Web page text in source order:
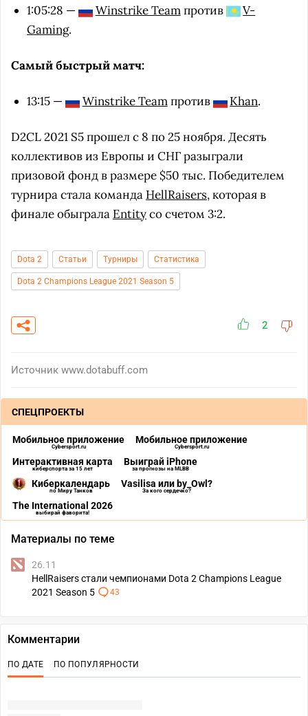
1:05:28 — Winstrike Teamпротив
V-
Gaming.
Самый быстрый матч:
13:15 — Winstrike Teamпротив Khan.
D2CL 2021 S5 прошел с 8 по 25 ноября. Десять
коллективов из Европы и СНГ разыграли
призовой фонд в размере $50 тыс. Победителем
турнира стала команда HellRaisers, которая в
финале обыграла Entityсо счетом 3:2.
Dota 2 Статьи Турниры Статистика
Dota 2 Champions League 2021 Season 5
2
Источник www.dotabuff.com
СПЕЦПРОЕКТЫ
Мобильное приложение
Cybersport.ru
Мобильное приложение
Cybersport.ru
Интерактивная карта
киберспорта за 15 лет
Выиграй iPhone
за прогнозы на MLBB
Киберкалендарь
по Миру Танков
Vasilisa или by_Owl?
За кого сердечко?
The International 2026
выбирай фаворита!
Материалы по теме
26.11
HellRaisers стали чемпионами Dota 2 Champions League
2021 Season 5
43
Комментарии
ПО ДАТЕ ПО ПОПУЛЯРНОСТИ